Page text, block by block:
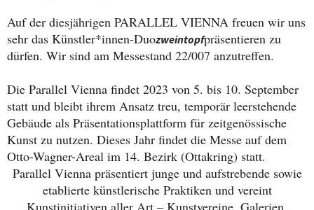
Auf der diesjährigen PARALLEL VIENNA freuen wir uns
sehr das Künstler*innen-Duozweintopfpräsentieren zu
dürfen. Wir sind am Messestand 22/007 anzutreffen.
Die Parallel Vienna findet 2023 von 5. bis 10. September
statt und bleibt ihrem Ansatz treu, temporär leerstehende
Gebäude als Präsentationsplattform für zeitgenössische
Kunst zu nutzen. Dieses Jahr findet die Messe auf dem
Otto-Wagner-Areal im 14. Bezirk (Ottakring) statt.
Parallel Vienna präsentiert junge und aufstrebende sowie
etablierte künstlerische Praktiken und vereint
Kunstinitiativen aller Art – Kunstvereine, Galerien,